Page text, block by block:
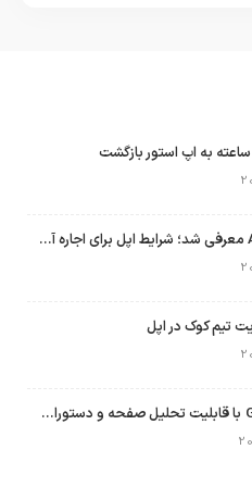
به اپ استور بازگشت
برنامه Apple Upgrade معرفی شد؛ شرایط اپل برای اجاره آیفون، آیپد، مک و اپل واچ
نسخه مک گوگل Gemini با قابلیت تحلیل صفحه و دستورات صوتی در به‌روزرسانی جدید